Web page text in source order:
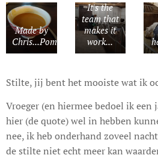
Made by
Chris...Pompoensoep
It's the
team that
makes it
work...
Stilte, jij bent het mooiste wat ik
Vroeger (en hiermee bedoel ik een
hier (de quote) wel in hebben
nee, ik heb onderhand zoveel
de stilte niet echt meer kan